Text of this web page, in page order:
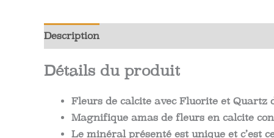
Description
Détails du produit
Fleurs de calcite avec Fluorite et Quartz
Magnifique amas de fleurs en calcite
Le minéral présenté est unique et c’est